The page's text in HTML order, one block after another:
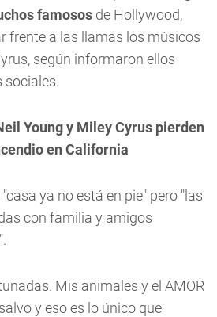
famosos de Hollywood,
frente a las llamas los músicos
según informaron ellos
sociales.
Young y Miley Cyrus pierden
en California
ya no está en pie" pero "las
con familia y amigos
Mis animales y el AMOR
y eso es lo único que